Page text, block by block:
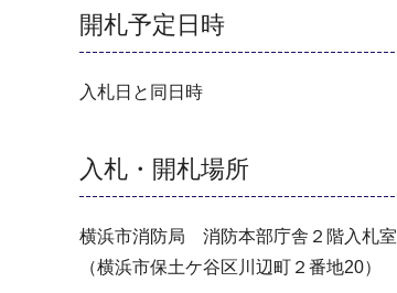
開札予定日時
入札日と同日時
入札・開札場所
横浜市消防局 消防本部庁舎２階入札室
（横浜市保土ケ谷区川辺町２番地20）